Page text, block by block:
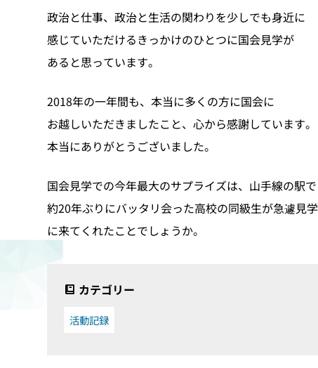
政治と仕事、政治と生活の関わりを少しでも身近に
感じていただけるきっかけのひとつに国会見学が
あると思っています。
2018年の一年間も、本当に多くの方に国会に
お越しいただきましたこと、心から感謝しています。
本当にありがとうございました。
国会見学での今年最大のサプライズは、山手線の駅で
約20年ぶりにバッタリ会った高校の同級生が急遽見学
に来てくれたことでしょうか。
カテゴリー
活動記録